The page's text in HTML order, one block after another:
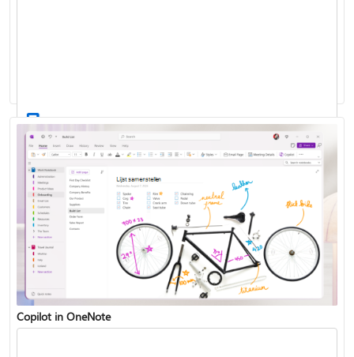
Handgeschreven notities maken
Copilot in OneNote